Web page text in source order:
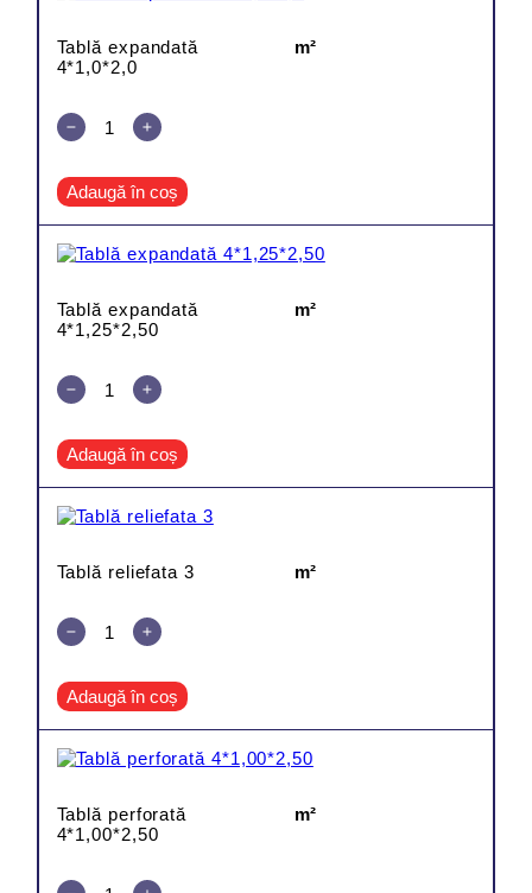
Tablă expandată
4*1,0*2,0
m²
Adaugă în coș
Tablă expandată
4*1,25*2,50
m²
Adaugă în coș
Tablă reliefata 3 m²
Adaugă în coș
Tablă perforată
4*1,00*2,50
m²